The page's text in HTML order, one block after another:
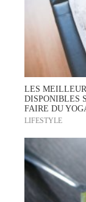
LES
DISPONIBLES
FAIRE DU
LIFESTYLE